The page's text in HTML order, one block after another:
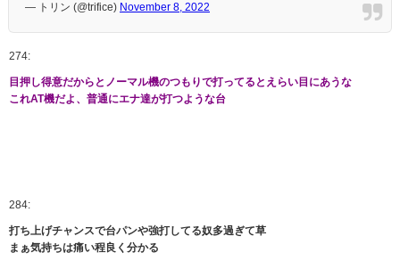
— トリン (@trifice) November 8, 2022
274:
目押し得意だからとノーマル機のつもりで打ってるとえらい目にあうな
これAT機だよ、普通にエナ達が打つような台
284:
打ち上げチャンスで台パンや強打してる奴多過ぎて草
まぁ気持ちは痛い程良く分かる